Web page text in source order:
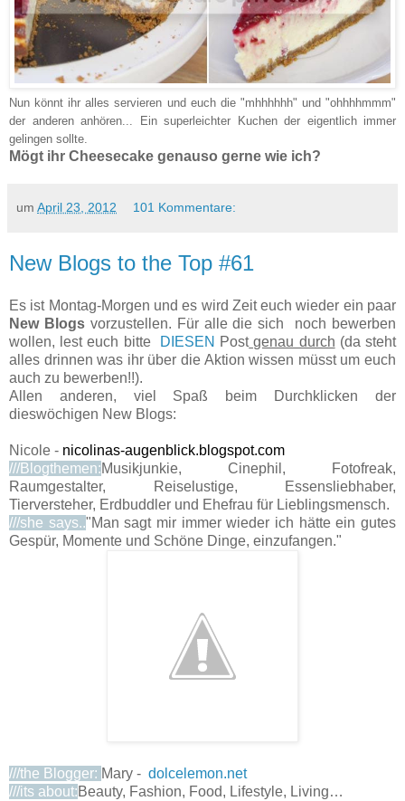
Nun könnt ihr alles servieren und euch die "mhhhhhh" und "ohhhhmmm"
der anderen anhören... Ein superleichter Kuchen der eigentlich immer
gelingen sollte.
Mögt ihr Cheesecake genauso gerne wie ich?
um April 23, 2012 101 Kommentare:
New Blogs to the Top #61
Es ist Montag-Morgen und es wird Zeit euch wieder ein paar
New Blogs vorzustellen. Für alle die sich noch bewerben
wollen, lest euch bitte
DIESEN Postgenau durch (da steht
alles drinnen was ihr über die Aktion wissen müsst um euch
auch zu bewerben!!).
Allen anderen, viel Spaß beim Durchklicken der
dieswöchigen New Blogs:
Nicole - nicolinas-augenblick.blogspot.com
///Blogthemen:Musikjunkie, Cinephil, Fotofreak,
Raumgestalter, Reiselustige, Essensliebhaber,
Tierversteher, Erdbuddler und Ehefrau für Lieblingsmensch.
///she says.."Man sagt mir immer wieder ich hätte ein gutes
Gespür, Momente und Schöne Dinge, einzufangen."
///the Blogger: Mary - dolcelemon.net
///its about:Beauty, Fashion, Food, Lifestyle, Living…